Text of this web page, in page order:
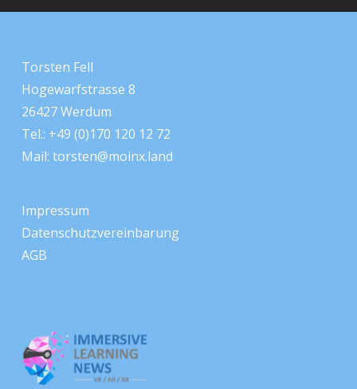
Torsten Fell
Hogewarfstrasse 8
26427 Werdum
Tel.: +49 (0)170 120 12 72
Mail: torsten@moinx.land
Impressum
Datenschutzvereinbarung
AGB